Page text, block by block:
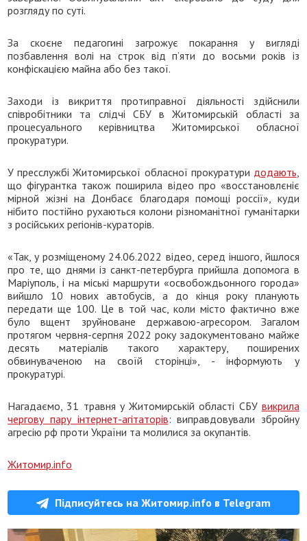
розгляду по суті.
За скоєне педагогині загрожує покарання у вигляді
позбавлення волі на строк від п’яти до восьми років із
конфіскацією майна або без такої.
Заходи із викриття протиправної діяльності здійснили
співробітники та слідчі СБУ в Житомирській області за
процесуального керівництва Житомирської обласної
прокуратури.
У пресслужбі Житомирської обласної прокуратури додають
що фігурантка також поширила відео про «восстановлєніє
мірной жізні на Донбасє благодаря помощі россії», куди
нібито постійно рухаються колони різноманітної гуманітарки
з російських регіонів-кураторів.
«Так, у розміщеному 24.06.2022 відео, серед іншого, йшлося
про те, що днями із санкт-петербурга прийшла допомога в
Маріуполь, і на міські маршрути «освобождьонного города»
вийшло 10 нових автобусів, а до кінця року планують
передати ще 100. Це в той час, коли місто фактично вже
було вщент зруйноване державою-агресором. Загалом
протягом червня-серпня 2022 року задокументовано майже
десять матеріалів такого характеру, поширених
обвинуваченою на своїй сторінці», - інформують у
прокуратурі.
Нагадаємо, 31 травня у Житомирській області СБУ викрила
чергову пару інтернет-агітаторів: виправдовували збройну
агресію рф проти України та молилися за окупантів.
Житомир.info
Підписуйтесь на Житомир.info в Telegram